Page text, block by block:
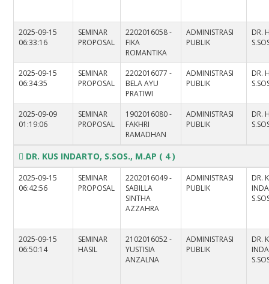
2025-09-15
06:33:16
SEMINAR
PROPOSAL
2202016058 -
FIKA
ROMANTIKA
ADMINISTRASI
PUBLIK
DR.
2025-09-15
06:34:35
SEMINAR
PROPOSAL
2202016077 -
BELA AYU
PRATIWI
ADMINISTRASI
PUBLIK
DR.
2025-09-09
01:19:06
SEMINAR
PROPOSAL
1902016080 -
FAKHRI
RAMADHAN
ADMINISTRASI
PUBLIK
DR.
DR. KUS INDARTO, S.SOS., M.AP ( 4 )
2025-09-15
06:42:56
SEMINAR
PROPOSAL
2202016049 -
SABILLA
SINTHA
AZZAHRA
ADMINISTRASI
PUBLIK
DR.
2025-09-15
06:50:14
SEMINAR
HASIL
2102016052 -
YUSTISIA
ANZALNA
ADMINISTRASI
PUBLIK
DR.